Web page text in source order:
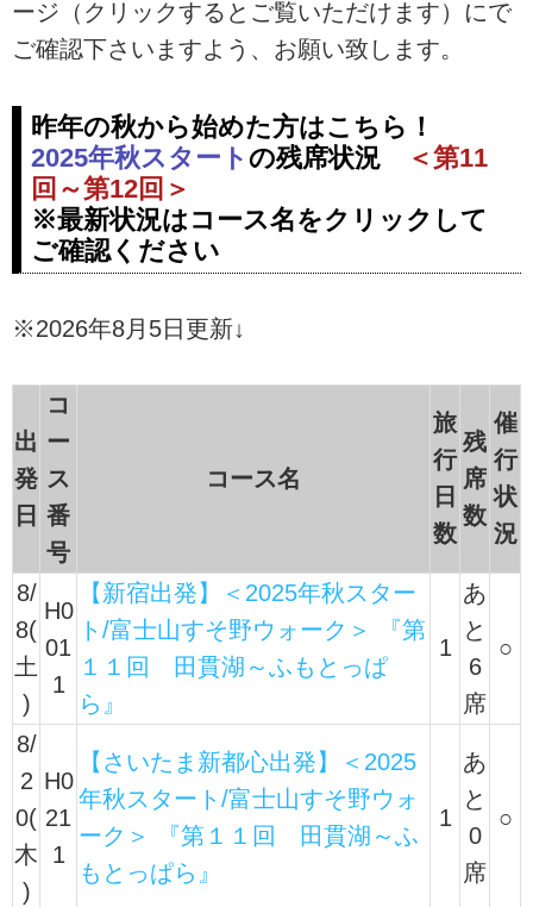
ージ（クリックするとご覧いただけます）にで
ご確認下さいますよう、お願い致します。
昨年の秋から始めた方はこちら！
2025年秋スタート の残席状況
＜第11
回～第12回＞
※最新状況はコース名をクリックして
ご確認ください
※2026年8月5日更新↓
出
発
日
コ
ー
ス
番
号
コース名
旅
行
日
数
残
席
数
催
行
状
況
8/
8(
土
)
H0
01
1
【新宿出発】＜2025年秋スター
ト/富士山すそ野ウォーク＞ 『第
１１回 田貫湖～ふもとっぱ
ら』
1
あ
と
6
席
○
8/
2
0(
木
)
H0
21
1
【さいたま新都心出発】＜2025
年秋スタート/富士山すそ野ウォ
ーク＞ 『第１１回 田貫湖～ふ
もとっぱら』
1
あ
と
0
席
○